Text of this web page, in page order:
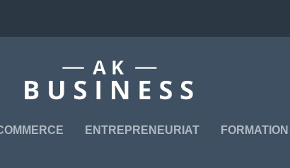
ENTREPRENEURIAT FORMATION